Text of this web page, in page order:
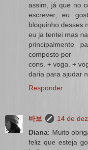
assim, já que no
escrever, eu
bloquinho desses
eu ja tentei mas
principalmente
composto por
cons. + voga. +
daria para ajudar
Responder
바보
14 de
Diana: Muito
feliz que esteja